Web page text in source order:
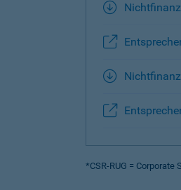
*CSR-RUG =